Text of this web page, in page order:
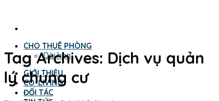
content
CHO THUÊ PHÒNG
Dài hạn
GIỚI THIỆU
CO-LIVING
ĐỐI TÁC
Tag Archives: Dịch vụ quản
lý chung cư